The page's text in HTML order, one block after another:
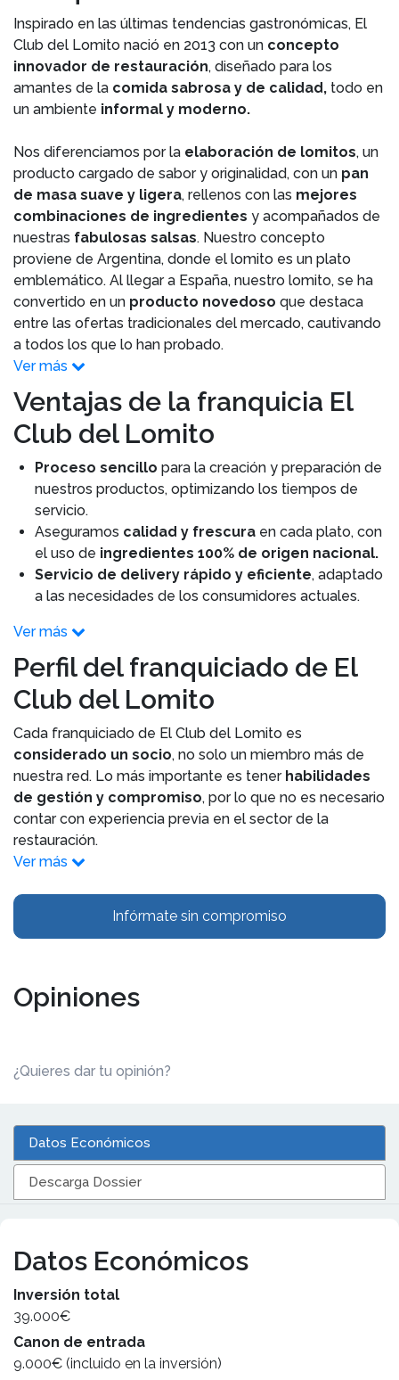
Inspirado en las últimas tendencias gastronómicas, El
Club del Lomito nació en 2013 con un concepto
innovador de restauración, diseñado para los
amantes de la comida sabrosa y de calidad, todo en
un ambiente informal y moderno.
Nos diferenciamos por la elaboración de lomitos, un
producto cargado de sabor y originalidad, con un pan
de masa suave y ligera, rellenos con las mejores
combinaciones de ingredientes y acompañados de
nuestras fabulosas salsas. Nuestro concepto
proviene de Argentina, donde el lomito es un plato
emblemático. Al llegar a España, nuestro lomito, se ha
convertido en un producto novedoso que destaca
entre las ofertas tradicionales del mercado, cautivando
a todos los que lo han probado.
Ver más
Ventajas de la franquicia El
Club del Lomito
Proceso sencillo para la creación y preparación de
nuestros productos, optimizando los tiempos de
servicio.
Aseguramos calidad y frescura en cada plato, con
el uso de ingredientes 100% de origen nacional.
Servicio de delivery rápido y eficiente, adaptado
a las necesidades de los consumidores actuales.
Ver más
Perfil del franquiciado de El
Club del Lomito
Cada franquiciado de El Club del Lomito es
considerado un socio, no solo un miembro más de
nuestra red. Lo más importante es tener habilidades
de gestión y compromiso, por lo que no es necesario
contar con experiencia previa en el sector de la
restauración.
Ver más
Infórmate sin compromiso
Opiniones
¿Quieres dar tu opinión?
Datos Económicos
Descarga Dossier
Datos Económicos
Inversión total
39.000€
Canon de entrada
9.000€ (incluido en la inversión)